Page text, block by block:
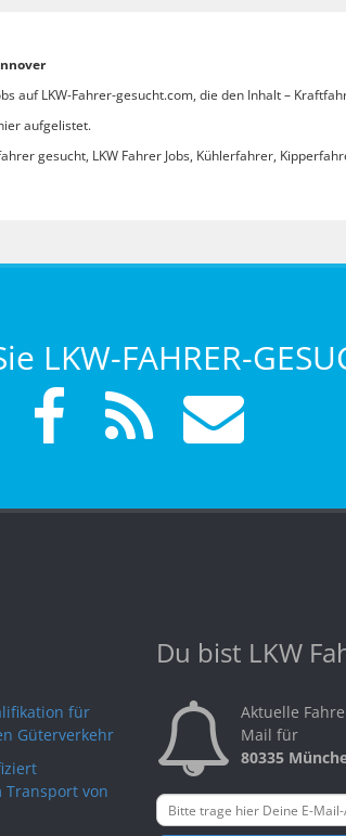
auf LKW-Fahrer-gesucht.com, die den Inhalt –
aufgelistet.
gesucht, LKW Fahrer Jobs, Kühlerfahrer,
LKW-FAHRER-
für
Güterverkehr
von
Du bist LKW
Aktuelle
Mail für
80335